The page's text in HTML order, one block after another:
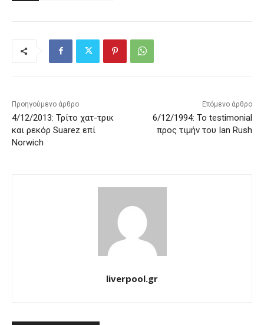
Προηγούμενο άρθρο
4/12/2013: Τρίτο χατ-τρικ
και ρεκόρ Suarez επί
Norwich
Επόμενο άρθρο
6/12/1994: Το testimonial
προς τιμήν του Ian Rush
liverpool.gr